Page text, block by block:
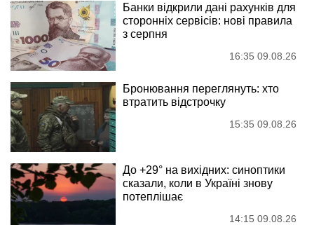
Банки відкрили дані рахунків для
сторонніх сервісів: нові правила
з серпня
16:35 09.08.26
Бронювання переглянуть: хто
втратить відстрочку
15:35 09.08.26
До +29° на вихідних: синоптики
сказали, коли в Україні знову
потеплішає
14:15 09.08.26